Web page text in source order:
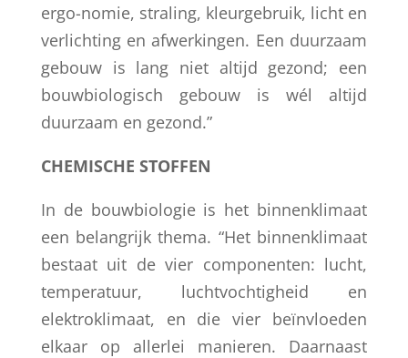
ergo-nomie, straling, kleurgebruik, licht en
verlichting en afwerkingen. Een duurzaam
gebouw is lang niet altijd gezond; een
bouwbiologisch gebouw is wél altijd
duurzaam en gezond.”
CHEMISCHE STOFFEN
In de bouwbiologie is het binnenklimaat
een belangrijk thema. “Het binnenklimaat
bestaat uit de vier componenten: lucht,
temperatuur, luchtvochtigheid en
elektroklimaat, en die vier beïnvloeden
elkaar op allerlei manieren. Daarnaast